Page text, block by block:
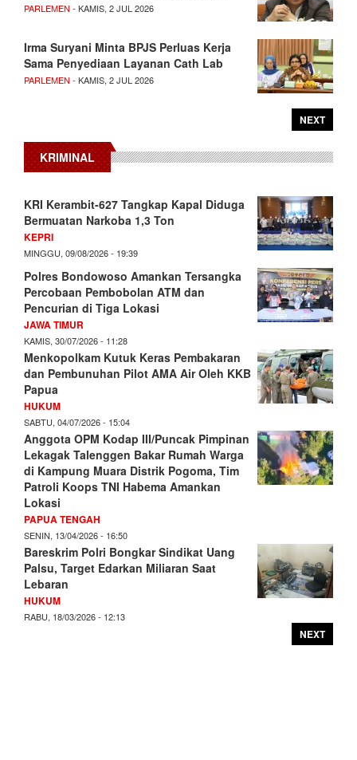
PARLEMEN - KAMIS, 2 JUL 2026
Irma Suryani Minta BPJS Perluas Kerja
Sama Penyediaan Layanan Cath Lab
PARLEMEN - KAMIS, 2 JUL 2026
NEXT
KRIMINAL
KRI Kerambit-627 Tangkap Kapal Diduga
Bermuatan Narkoba 1,3 Ton
KEPRI
MINGGU, 09/08/2026 - 19:39
Polres Bondowoso Amankan Tersangka
Percobaan Pembobolan ATM dan
Pencurian di Tiga Lokasi
JAWA TIMUR
KAMIS, 30/07/2026 - 11:28
Menkopolkam Kutuk Keras Pembakaran
dan Pembunuhan Pilot AMA Air Oleh KKB
Papua
HUKUM
SABTU, 04/07/2026 - 15:04
Anggota OPM Kodap III/Puncak Pimpinan
Lekagak Talenggen Bakar Rumah Warga
di Kampung Muara Distrik Pogoma, Tim
Patroli Koops TNI Habema Amankan
Lokasi
PAPUA TENGAH
SENIN, 13/04/2026 - 16:50
Bareskrim Polri Bongkar Sindikat Uang
Palsu, Target Edarkan Miliaran Saat
Lebaran
HUKUM
RABU, 18/03/2026 - 12:13
NEXT